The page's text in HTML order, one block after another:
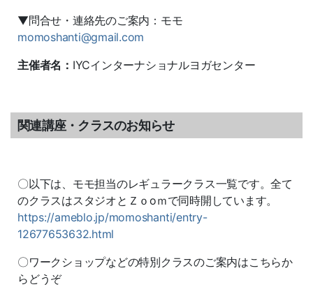
▼問合せ・連絡先のご案内：モモ
momoshanti@gmail.com
主催者名： IYCインターナショナルヨガセンター
関連講座・クラスのお知らせ
〇以下は、モモ担当のレギュラークラス一覧です。全て
のクラスはスタジオとＺｏoｍで同時開しています。
https://ameblo.jp/momoshanti/entry-
12677653632.html
〇ワークショップなどの特別クラスのご案内はこちらか
らどうぞ